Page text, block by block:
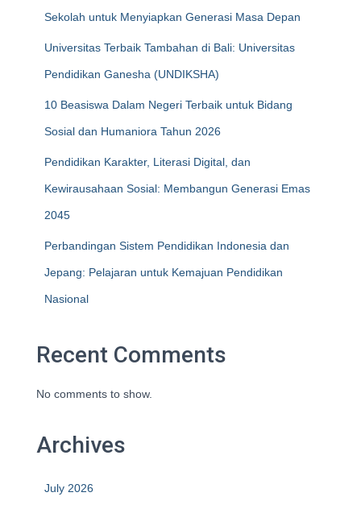
Sekolah untuk Menyiapkan Generasi Masa Depan
Universitas Terbaik Tambahan di Bali: Universitas
Pendidikan Ganesha (UNDIKSHA)
10 Beasiswa Dalam Negeri Terbaik untuk Bidang
Sosial dan Humaniora Tahun 2026
Pendidikan Karakter, Literasi Digital, dan
Kewirausahaan Sosial: Membangun Generasi Emas
2045
Perbandingan Sistem Pendidikan Indonesia dan
Jepang: Pelajaran untuk Kemajuan Pendidikan
Nasional
Recent Comments
No comments to show.
Archives
July 2026